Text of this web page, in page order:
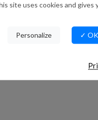
site uses cookies and
Personalize ✓